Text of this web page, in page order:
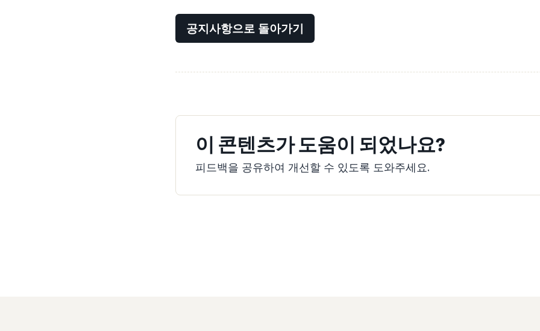
공지사항으로 돌아가기
이 콘텐츠가 도움이 되었나요?
피드백을 공유하여 개선할 수 있도록 도와주세요.